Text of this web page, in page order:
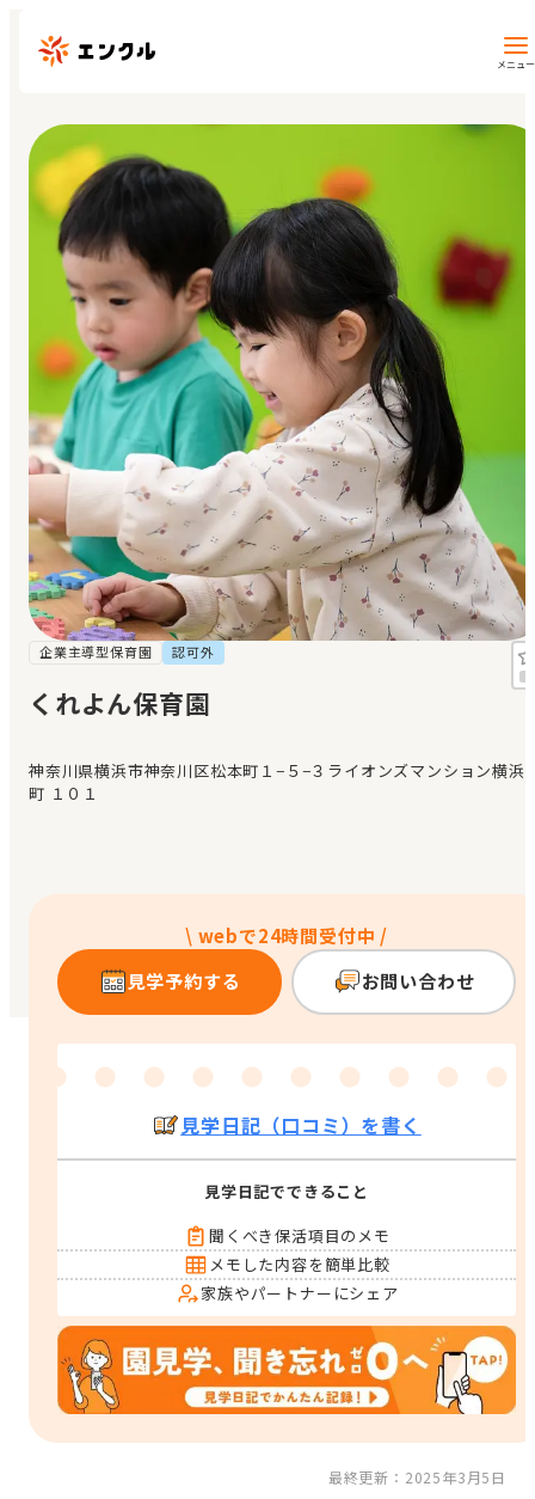
メニュー
保育園・幼稚園を探す
地図から探す
地域から探す
マイページ
閲覧履歴
お気に入り
見学日記
メッセージ
おすすめの園
エンクルの特徴と活用方法
コラム
企業主導型保育園 認可外
くれよん保育園
神奈川県横浜市神奈川区松本町１−５−３ライオンズマンション横浜
町 １０１
\ webで24時間受付中 /
見学予約する
お問い合わせ
見学日記（口コミ）を書く
見学日記でできること
聞くべき保活項目のメモ
メモした内容を簡単比較
家族やパートナーにシェア
最終更新：2025年3月5日